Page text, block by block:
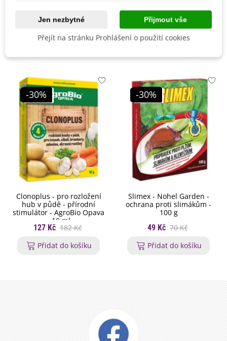
Poloraná
Mohlo by se také hodit
-30%
Clonoplus - pro rozložení
hub v půdě - přírodní
stimulátor - AgroBio Opava
- 10 ml
127 Kč 182 Kč
Přidat do košíku
-30%
Slimex - Nohel Garden -
ochrana proti slimákům -
100 g
49 Kč 70 Kč
Přidat do košíku
Jen nezbytné Přijmout vše
Přejít na stránku Prohlášení o použití cookies